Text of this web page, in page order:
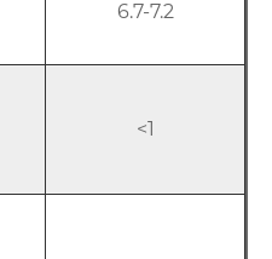
6.7-7.2
<1